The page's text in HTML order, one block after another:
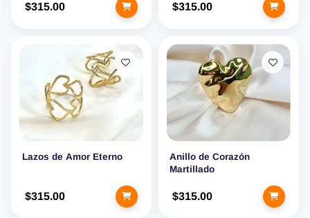
$315.00 $315.00
Lazos de Amor Eterno
$315.00
Anillo de Corazón
Martillado
$315.00